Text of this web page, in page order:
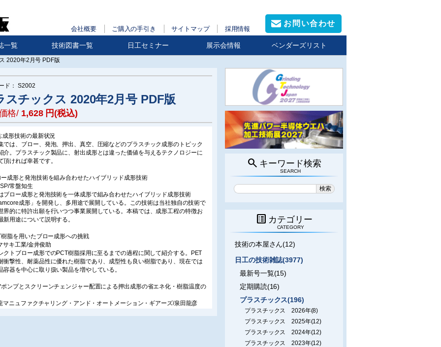
会社概要 ご購入の手引き サイトマップ 採用情報
お問い合わせ
一覧 技術図書一覧 日工セミナー 展示会情報 ベンダーズリスト
2020年2月号 PDF版
ド： S2002
スチックス 2020年2月号 PDF版
格/ 1,628円(税込)
成形技術の最新状況
では、ブロー、発泡、押出、真空、圧縮などのプラスチック成形のトピック
介。プラスチック製品に、射出成形とは違った価値を与えるテクノロジーに
頂ければ幸甚です。
ー成形と発泡技術を組み合わせたハイブリッド成形技術
常盤知生
ブロー成形と発泡技術を一体成形で組み合わせたハイブリッド成形技術
成形」を開発し、多用途で展開している。この技術は当社独自の技術で
界的に特許出願を行いつつ事業展開している。本稿では、成形工程の特徴お
新用途について説明する。
樹脂を用いたブロー成形への挑戦
サキ工業/金井俊助
クトブロー成形でのPCT樹脂採用に至るまでの過程に関して紹介する。PET
衝撃性、耐薬品性に優れた樹脂であり、成型性も良い樹脂であり、現在では
容器を中心に取り扱い製品を増やしている。
ポンプとスクリーンチェンジャー配置による押出成形の省エネ化・樹脂温度の
マニュファクチャリング・アンド・オートメーション・ギアーズ/泉田龍彦
search キーワード検索
SEARCH
list_alt カテゴリー
CATEGORY
技術の本屋さん(12)
日工の技術雑誌(3977)
最新号一覧(15)
定期購読(16)
プラスチックス(196)
プラスチックス 2026年(8)
プラスチックス 2025年(12)
プラスチックス 2024年(12)
プラスチックス 2023年(12)